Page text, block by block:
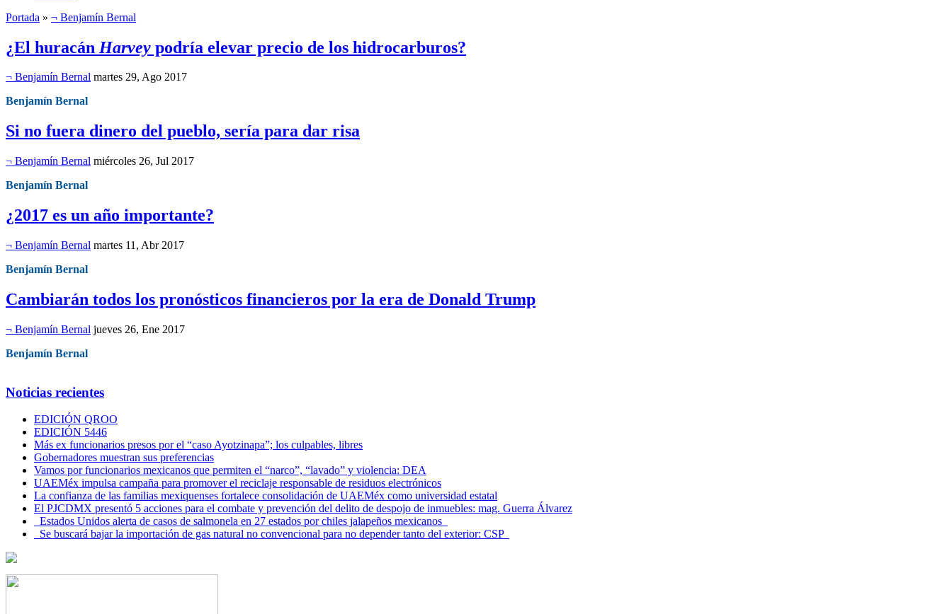
Portada » ¬ Benjamín Bernal
¿El huracán Harvey podría elevar precio de los hidrocarburos?
¬ Benjamín Bernal martes 29, Ago 2017
Benjamín Bernal
Si no fuera dinero del pueblo, sería para dar risa
¬ Benjamín Bernal miércoles 26, Jul 2017
Benjamín Bernal
¿2017 es un año importante?
¬ Benjamín Bernal martes 11, Abr 2017
Benjamín Bernal
Cambiarán todos los pronósticos financieros por la era de Donald Trump
¬ Benjamín Bernal jueves 26, Ene 2017
Benjamín Bernal
Noticias recientes
EDICIÓN QROO
EDICIÓN 5446
Más ex funcionarios presos por el “caso Ayotzinapa”; los culpables, libres
Gobernadores muestran sus preferencias
Vamos por funcionarios mexicanos que permiten el “narco”, “lavado” y violencia: DEA
UAEMéx impulsa campaña para promover el reciclaje responsable de residuos electrónicos
La confianza de las familias mexiquenses fortalece consolidación de UAEMéx como universidad estatal
El PJCDMX presentó 5 acciones para el combate y prevención del delito de despojo de inmuebles: mag. Guerra Álvarez
Estados Unidos alerta de casos de salmonela en 27 estados por chiles jalapeños mexicanos
Se buscará bajar la importación de gas natural no convencional para no depender tanto del exterior: CSP